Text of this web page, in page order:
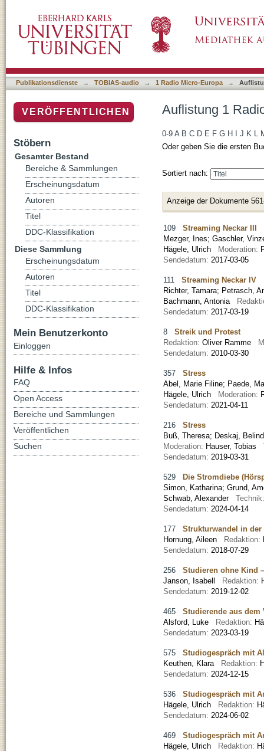
Publikationsdienste → TOBIAS-audio → 1 Radio Micro-Europa →
Auflistung 1
0-9 A B C D E F G H J K L
Oder geben Sie die ersten
Sortiert nach:
Anzeige der Dokumente
109 Streaming Neckar III
Mezger, Ines; Gaschler,
Hägele, Ulrich Moderation:
Sendedatum: 2017-03-05
111 Streaming Neckar IV
Richter, Tamara; Petrasch,
Bachmann, Antonia
Sendedatum: 2017-03-19
8 Streik und Protest
Redaktion: Oliver Ramme
Sendedatum: 2010-03-30
357 Stress
Abel, Marie Filine; Paede,
Hägele, Ulrich Moderation:
Sendedatum: 2021-04-11
216 Stress
Buß, Theresa; Deskaj,
Moderation: Hauser, Tobias
Sendedatum: 2019-03-31
529 Die Stromdiebe
Simon, Katharina; Grund,
Schwab, Alexander
Sendedatum: 2024-04-14
177 Strukturwandel in
Hornung, Aileen
Redaktion:
Sendedatum: 2018-07-29
256 Studieren ohne Kind
Janson, Isabell
Redaktion:
Sendedatum: 2019-12-02
465 Studierende aus
Alsford, Luke
Redaktion:
Sendedatum: 2023-03-19
575 Studiogespräch mit
Keuthen, Klara
Redaktion:
Sendedatum: 2024-12-15
536 Studiogespräch mit
Hägele, Ulrich
Redaktion:
Sendedatum: 2024-06-02
469 Studiogespräch mit
Hägele, Ulrich
Redaktion:
VERÖFFENTLICHEN
Stöbern
Gesamter Bestand
Bereiche & Sammlungen
Erscheinungsdatum
Autoren
Titel
DDC-Klassifikation
Diese Sammlung
Erscheinungsdatum
Autoren
Titel
DDC-Klassifikation
Mein Benutzerkonto
Einloggen
Hilfe & Infos
FAQ
Open Access
Bereiche und Sammlungen
Veröffentlichen
Suchen